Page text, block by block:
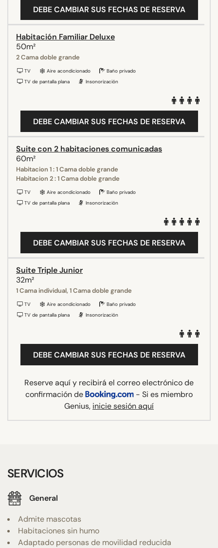
DEBE CAMBIAR SUS FECHAS DE RESERVA
Habitación Familiar Deluxe
50m²
2 Cama doble grande
TV Aire acondicionado
Baño privado
TV de pantalla plana
Insonorización
DEBE CAMBIAR SUS FECHAS DE RESERVA
Suite con 2 habitaciones comunicadas
60m²
Habitacion 1 : 1 Cama doble grande
Habitacion 2 : 1 Cama doble grande
TV Aire acondicionado
Baño privado
TV de pantalla plana
Insonorización
DEBE CAMBIAR SUS FECHAS DE RESERVA
Suite Triple Junior
32m²
1 Cama individual, 1 Cama doble grande
TV Aire acondicionado
Baño privado
TV de pantalla plana
Insonorización
DEBE CAMBIAR SUS FECHAS DE RESERVA
Reserve aquí y recibirá el correo electrónico de
confirmación de
- Si es miembro
Genius, inicie sesión aquí
SERVICIOS
General
Admite mascotas
Habitaciones sin humo
Adaptado personas de movilidad reducida